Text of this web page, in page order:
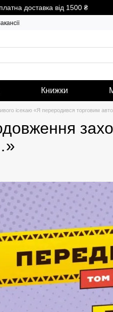
доставка від 1500 ₴
Книжки
ісекаю «Я переродився торговим